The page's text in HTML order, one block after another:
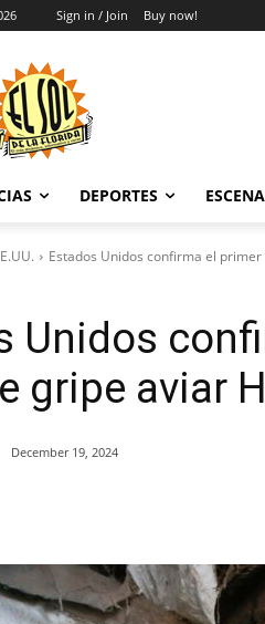
Sign in / Join Buy now!
DEPORTES
Estados Unidos confirma el
Unidos
gripe aviar
December 19, 2024